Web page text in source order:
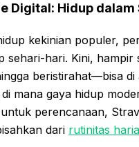
Digital: Hidup dalam
kekinian populer,
sehari-hari. Kini,
beristirahat—bisa
mana gaya hidup
perencanaan,
dari rutinitas